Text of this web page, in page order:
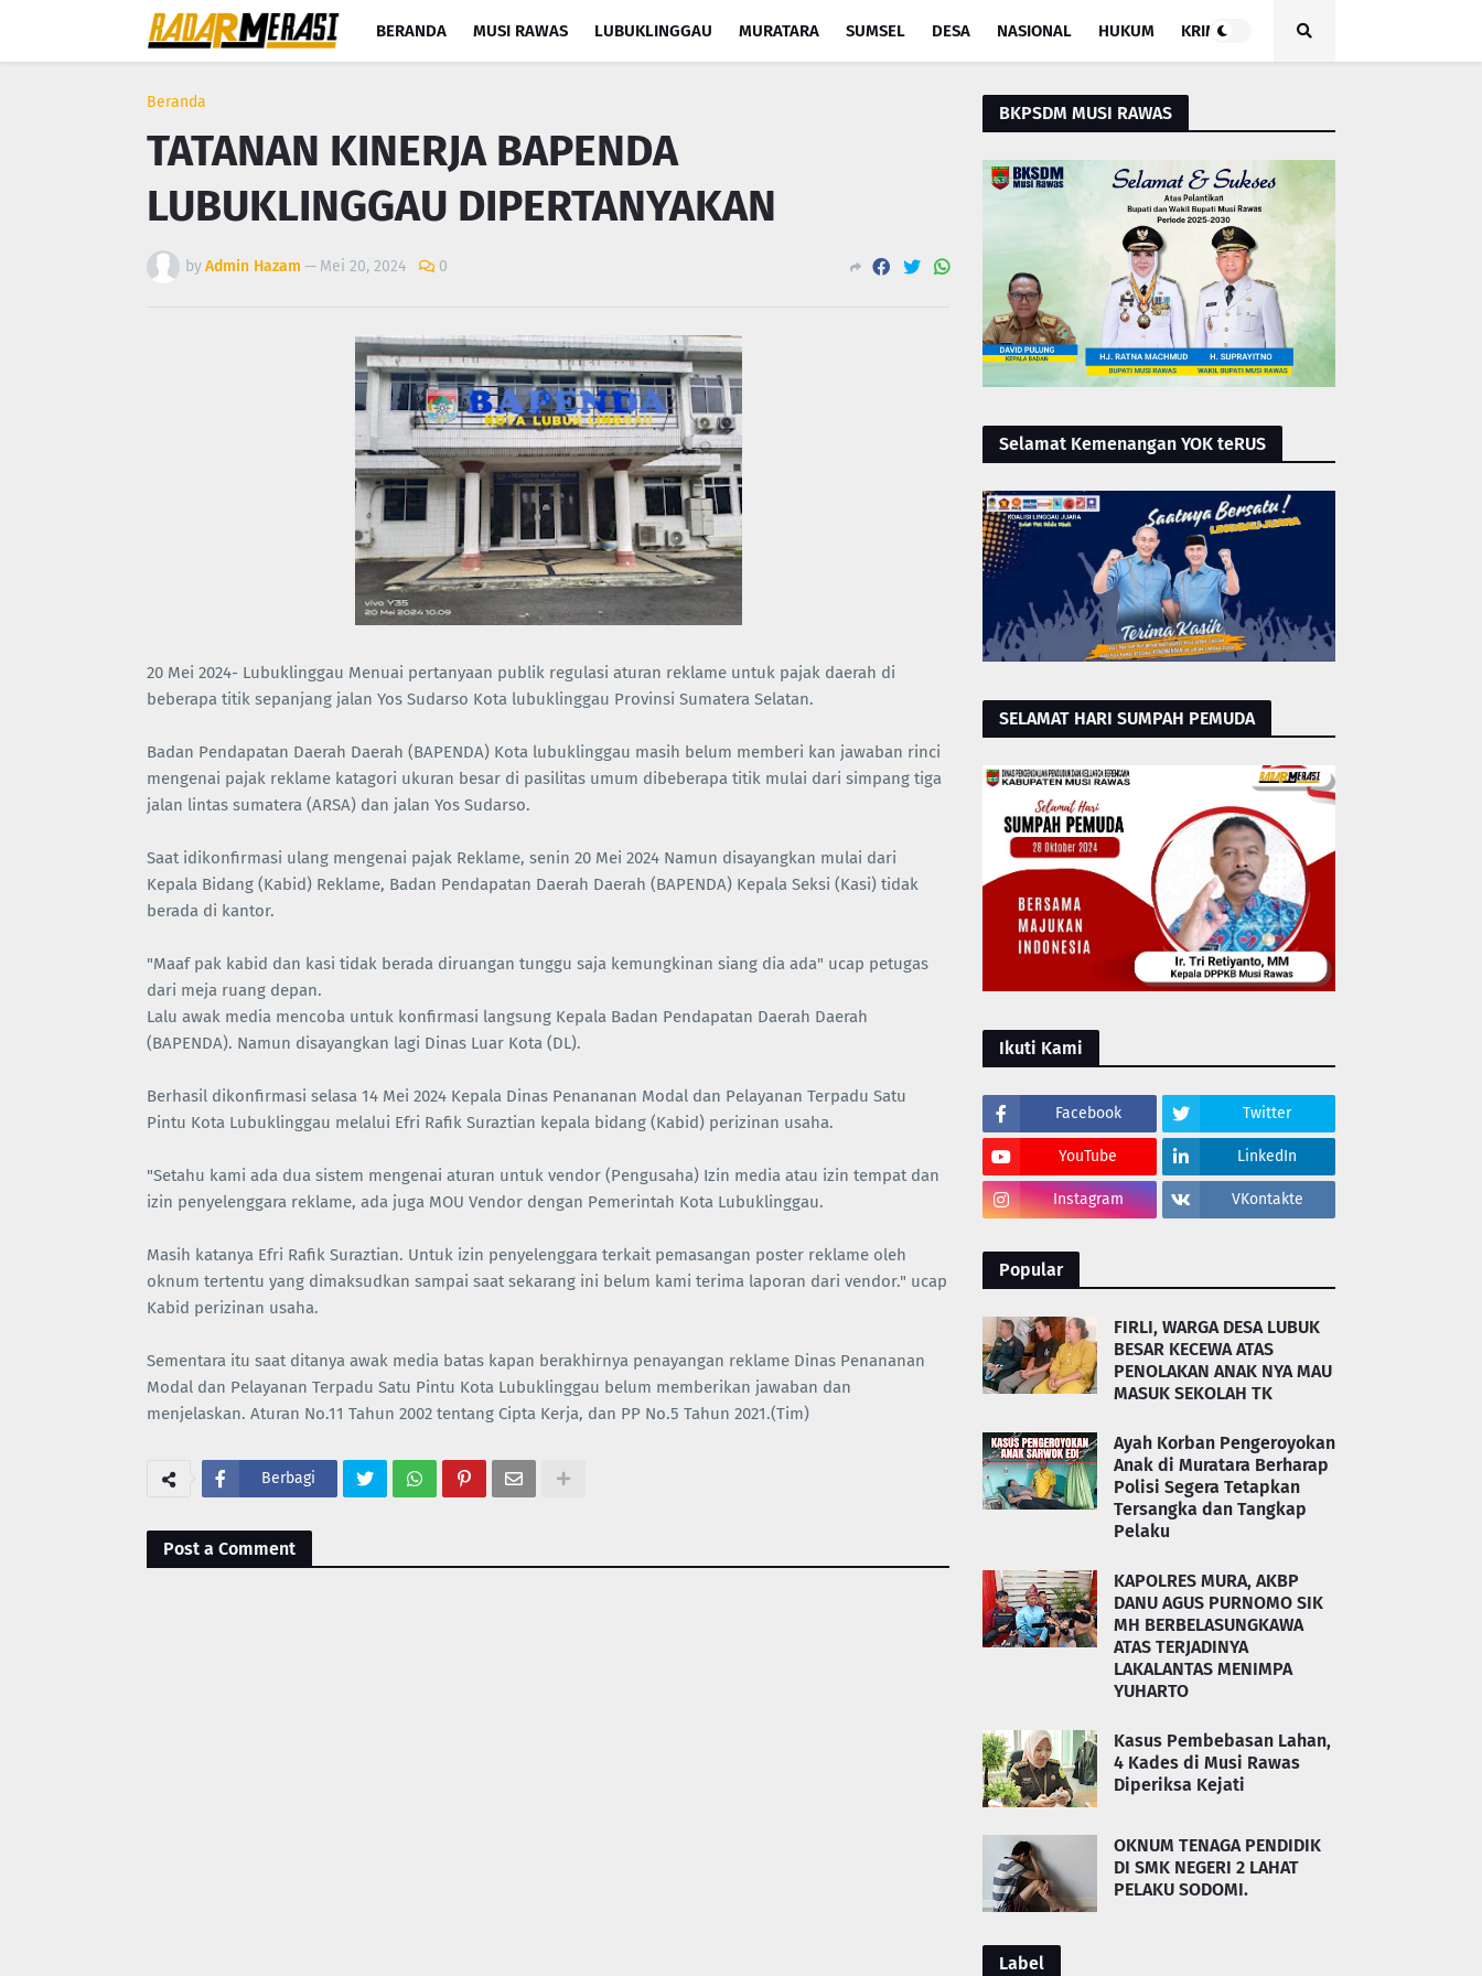
BERANDA MUSI RAWAS LUBUKLINGGAU MURATARA SUMSEL DESA NASIONAL HUKUM KRIMINAL
Beranda
TATANAN KINERJA BAPENDA
LUBUKLINGGAU DIPERTANYAKAN
byAdmin Hazam — Mei 20, 2024 0
20 Mei 2024- Lubuklinggau Menuai pertanyaan publik regulasi aturan reklame untuk pajak daerah di
beberapa titik sepanjang jalan Yos Sudarso Kota lubuklinggau Provinsi Sumatera Selatan.
Badan Pendapatan Daerah Daerah (BAPENDA) Kota lubuklinggau masih belum memberi kan jawaban rinci
mengenai pajak reklame katagori ukuran besar di pasilitas umum dibeberapa titik mulai dari simpang tiga
jalan lintas sumatera (ARSA) dan jalan Yos Sudarso.
Saat idikonfirmasi ulang mengenai pajak Reklame, senin 20 Mei 2024 Namun disayangkan mulai dari
Kepala Bidang (Kabid) Reklame, Badan Pendapatan Daerah Daerah (BAPENDA) Kepala Seksi (Kasi) tidak
berada di kantor.
"Maaf pak kabid dan kasi tidak berada diruangan tunggu saja kemungkinan siang dia ada" ucap petugas
dari meja ruang depan.
Lalu awak media mencoba untuk konfirmasi langsung Kepala Badan Pendapatan Daerah Daerah
(BAPENDA). Namun disayangkan lagi Dinas Luar Kota (DL).
Berhasil dikonfirmasi selasa 14 Mei 2024 Kepala Dinas Penananan Modal dan Pelayanan Terpadu Satu
Pintu Kota Lubuklinggau melalui Efri Rafik Suraztian kepala bidang (Kabid) perizinan usaha.
"Setahu kami ada dua sistem mengenai aturan untuk vendor (Pengusaha) Izin media atau izin tempat dan
izin penyelenggara reklame, ada juga MOU Vendor dengan Pemerintah Kota Lubuklinggau.
Masih katanya Efri Rafik Suraztian. Untuk izin penyelenggara terkait pemasangan poster reklame oleh
oknum tertentu yang dimaksudkan sampai saat sekarang ini belum kami terima laporan dari vendor." ucap
Kabid perizinan usaha.
Sementara itu saat ditanya awak media batas kapan berakhirnya penayangan reklame Dinas Penananan
Modal dan Pelayanan Terpadu Satu Pintu Kota Lubuklinggau belum memberikan jawaban dan
menjelaskan. Aturan No.11 Tahun 2002 tentang Cipta Kerja, dan PP No.5 Tahun 2021.(Tim)
Berbagi
Post a Comment
BKPSDM MUSI RAWAS
Selamat Kemenangan YOK teRUS
SELAMAT HARI SUMPAH PEMUDA
Ikuti Kami
Facebook Twitter
YouTube LinkedIn
Instagram VKontakte
Popular
FIRLI, WARGA DESA LUBUK
BESAR KECEWA ATAS
PENOLAKAN ANAK NYA MAU
MASUK SEKOLAH TK
Ayah Korban Pengeroyokan
Anak di Muratara Berharap
Polisi Segera Tetapkan
Tersangka dan Tangkap
Pelaku
KAPOLRES MURA, AKBP
DANU AGUS PURNOMO SIK
MH BERBELASUNGKAWA
ATAS TERJADINYA
LAKALANTAS MENIMPA
YUHARTO
Kasus Pembebasan Lahan,
4 Kades di Musi Rawas
Diperiksa Kejati
OKNUM TENAGA PENDIDIK
DI SMK NEGERI 2 LAHAT
PELAKU SODOMI.
Label